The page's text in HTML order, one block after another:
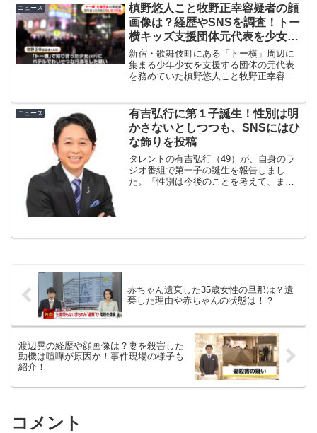
反応などを紹介していきます。
ニュース
槙野悠人こと牧野正幸容疑者の顔
画像は？経歴やSNSを調査！トー
横キッズ支援団体元代表を少女へ
のわいせつ行為で逮捕
新宿・歌舞伎町にある「トー横」周辺に
集まる少年少女を支援する団体の元代表
を務めていた槙野悠人こと牧野正幸容疑
ちろん、牧野正幸容疑者の顔画像や経
歴、SNS、ネット上の反応...
ニュース
有吉弘行に第１子誕生！性別は明
かさないとしつつも、SNSにはひ
な飾りを投稿
タレントの有吉弘行（49）が、自身のラ
ジオ番組で第一子の誕生を報告しまし
た。「性別は今後のことを考えて、まだ
赤ちゃん遺棄した35歳女性の旦那は？遺
棄した理由や赤ちゃんの状態は！？
渡辺晃の経歴や顔画像は？妻を殺害した
動機は喧嘩が原因か！事件現場の様子も
紹介！
コメント